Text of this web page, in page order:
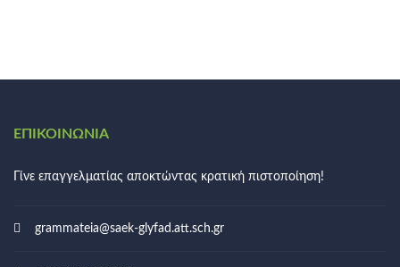
ΕΠΙΚΟΙΝΩΝΊΑ
Γίνε επαγγελματίας αποκτώντας κρατική πιστοποίηση!
grammateia@saek-glyfad.att.sch.gr